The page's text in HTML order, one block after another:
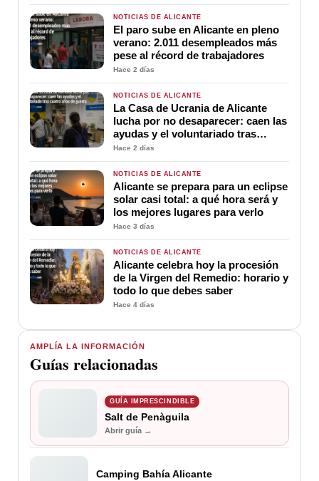
AMPLÍA LA INFORMACIÓN
Guías relacionadas
GUÍA IMPRESCINDIBLE
Salt de Penàguila
Abrir guía →
Camping Bahía Alicante
NOTICIAS DE ALICANTE
El paro sube en Alicante en pleno
verano: 2.011 desempleados más
pese al récord de trabajadores
Hace 2 días
NOTICIAS DE ALICANTE
La Casa de Ucrania de Alicante
lucha por no desaparecer: caen las
ayudas y el voluntariado tras
cuatro años de guerra
Hace 2 días
NOTICIAS DE ALICANTE
Alicante se prepara para un eclipse
solar casi total: a qué hora será y
los mejores lugares para verlo
Hace 3 días
NOTICIAS DE ALICANTE
Alicante celebra hoy la procesión
de la Virgen del Remedio: horario y
todo lo que debes saber
Hace 4 días